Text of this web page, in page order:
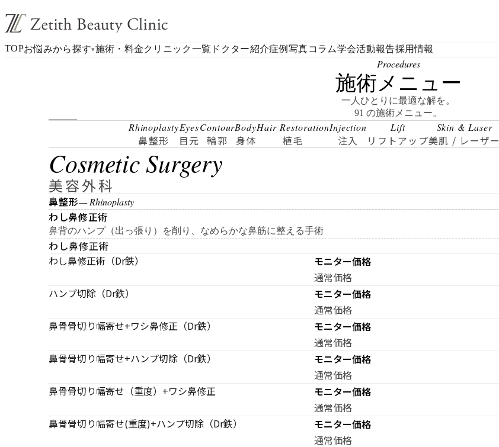
TOPお悩みから探す▾施術・料金クリニック一覧 ドクター紹介症例写真コラム学会活動報告採用情報
Procedures
施術メニュー
一人ひとりに最適な解を。
91 の施術メニュー。
Rhinoplasty
鼻整形
Eyes
目元
Contour
輪郭
Body
身体
Hair Restoration
植毛
Injection
注入
Lift
リフトアップ
Skin & Laser
美肌 / レーザー
Cosmetic Surgery
美容外科
鼻整形— Rhinoplasty
わし鼻修正術
鼻背のハンプ（出っ張り）を削り、なめらかな鼻筋に整える手術
わし鼻修正術
わし鼻修正術（Dr鉄）
モニター価格
通常価格
ハンプ切除（Dr鉄） モニター価格
通常価格
鼻骨骨切り幅寄せ+ワシ鼻修正（Dr鉄） モニター価格
通常価格
鼻骨骨切り幅寄せ+ハンプ切除（Dr鉄） モニター価格
通常価格
鼻骨骨切り幅寄せ（重度）+ワシ鼻修正 モニター価格
通常価格
鼻骨骨切り幅寄せ(重度)+ハンプ切除（Dr鉄） モニター価格
通常価格